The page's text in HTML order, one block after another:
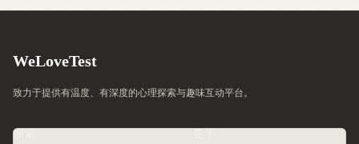
WeLoveTest
致力于提供有温度、有深度的心理探索与趣味互动平台。
探索